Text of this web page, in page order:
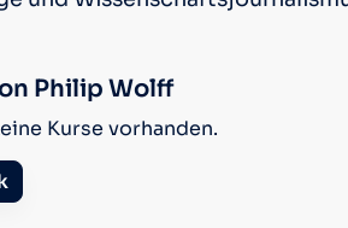
Philip Wolff
Kurse vorhanden.